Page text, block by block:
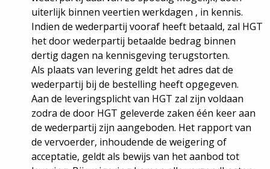
uiterlijk binnen veertien werkdagen , in kennis.
Indien de wederpartij vooraf heeft betaald, zal HGT
het door wederpartij betaalde bedrag binnen
dertig dagen na kennisgeving terugstorten.
Als plaats van levering geldt het adres dat de
wederpartij bij de bestelling heeft opgegeven.
Aan de leveringsplicht van HGT zal zijn voldaan
zodra de door HGT geleverde zaken één keer aan
de wederpartij zijn aangeboden. Het rapport van
de vervoerder, inhoudende de weigering of
acceptatie, geldt als bewijs van het aanbod tot